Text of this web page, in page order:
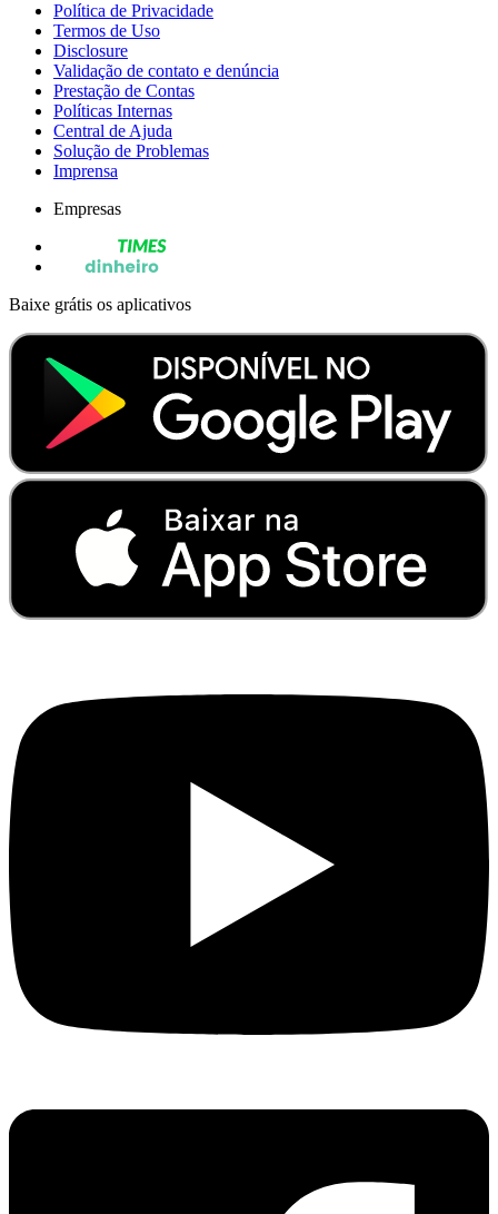
Política de Privacidade
Termos de Uso
Disclosure
Validação de contato e denúncia
Prestação de Contas
Políticas Internas
Central de Ajuda
Solução de Problemas
Imprensa
Empresas
Baixe grátis os aplicativos